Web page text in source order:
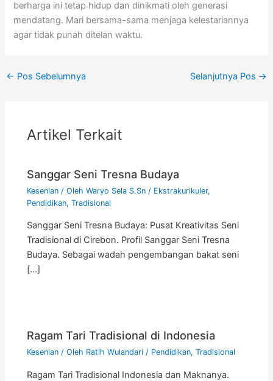
berharga ini tetap hidup dan dinikmati oleh generasi
mendatang. Mari bersama-sama menjaga kelestariannya
agar tidak punah ditelan waktu.
← Pos Sebelumnya Selanjutnya Pos →
Artikel Terkait
Sanggar Seni Tresna Budaya
Kesenian / OlehWaryo Sela S.Sn / Ekstrakurikuler,
Pendidikan,Tradisional
Sanggar Seni Tresna Budaya: Pusat Kreativitas Seni
Tradisional di Cirebon. Profil Sanggar Seni Tresna
Budaya. Sebagai wadah pengembangan bakat seni
[…]
Ragam Tari Tradisional di Indonesia
Kesenian / Oleh Ratih Wulandari/ Pendidikan,Tradisional
Ragam Tari Tradisional Indonesia dan Maknanya.